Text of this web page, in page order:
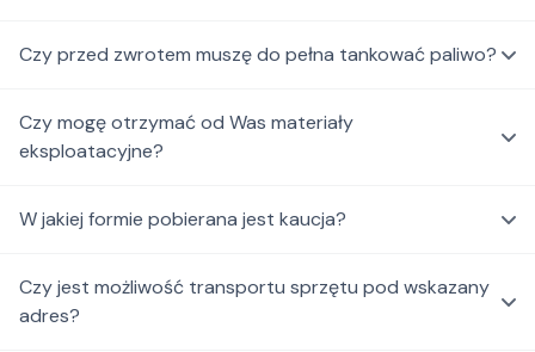
Czy przed zwrotem muszę do pełna tankować paliwo?
Czy mogę otrzymać od Was materiały
eksploatacyjne?
W jakiej formie pobierana jest kaucja?
Czy jest możliwość transportu sprzętu pod wskazany
adres?